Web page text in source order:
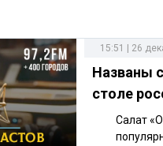
15:51 | 26
Названы
столе
Салат